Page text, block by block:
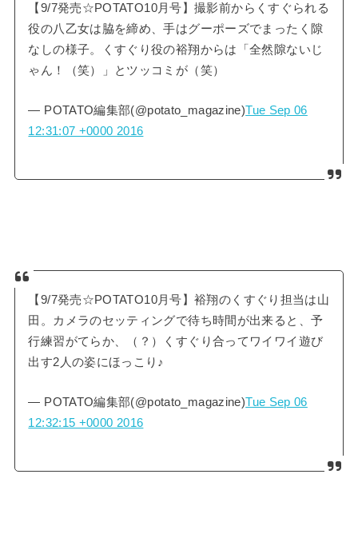
【9/7発売☆POTATO10月号】撮影前からくすぐられる
役の八乙女は脇を締め、手はグーポーズでまったく隙
なしの様子。くすぐり役の裕翔からは「全然隙ないじ
ゃん！（笑）」とツッコミが（笑）
— POTATO編集部(@potato_magazine)Tue Sep 06
12:31:07 +0000 2016
【9/7発売☆POTATO10月号】裕翔のくすぐり担当は山
田。カメラのセッティングで待ち時間が出来ると、予
行練習がてらか、（？）くすぐり合ってワイワイ遊び
出す2人の姿にほっこり♪
— POTATO編集部(@potato_magazine)Tue Sep 06
12:32:15 +0000 2016